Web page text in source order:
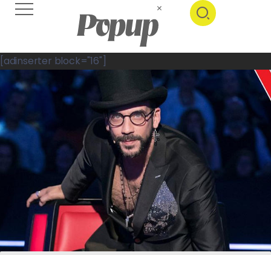
[adinserter block="16"]